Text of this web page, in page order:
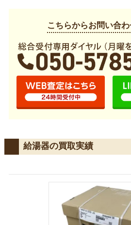
こちらからお問い合
給湯器の買取実績